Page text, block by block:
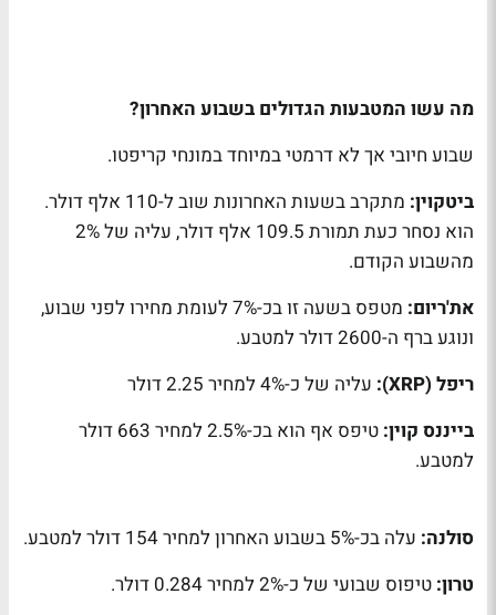
מה עשו המטבעות הגדולים בשבוע האחרון?
שבוע חיובי אך לא דרמטי במיוחד במונחי קריפטו.
ביטקוין:
מתקרב בשעות האחרונות שוב ל-110 אלף דולר.
הוא נסחר כעת תמורת 109.5 אלף דולר, עליה של 2%
מהשבוע הקודם.
את'ריום:
מטפס בשעה זו בכ-7% לעומת מחירו לפני שבוע,
ונוגע ברף ה-2600 דולר למטבע.
ריפל (XRP):
עליה של כ-4% למחיר 2.25 דולר
בייננס קוין:
טיפס אף הוא בכ-2.5% למחיר 663 דולר
למטבע.
סולנה: עלה בכ-5% בשבוע האחרון למחיר 154 דולר למטבע.
טרון: טיפוס שבועי של כ-2% למחיר 0.284 דולר.